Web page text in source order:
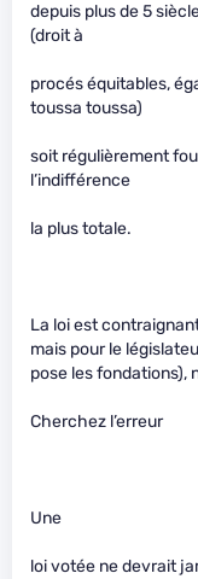
depuis plus de 5
(droit à
procés équitables,
toussa toussa)
soit régulièrement
l’indifférence
la plus totale.
La loi est
mais pour le
pose les fondations),
Cherchez l’erreur
Une
loi votée ne devrait